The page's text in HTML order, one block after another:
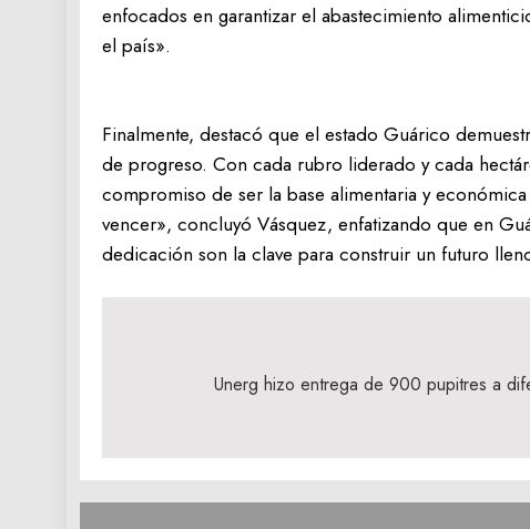
enfocados en garantizar el abastecimiento
el país».
Finalmente, destacó que el estado Guárico
de progreso. Con cada rubro liderado y cada
compromiso de ser la base alimentaria y
vencer», concluyó Vásquez, enfatizando que en
dedicación son la clave para construir un futuro
Unerg hizo entrega de 900 pupitres a